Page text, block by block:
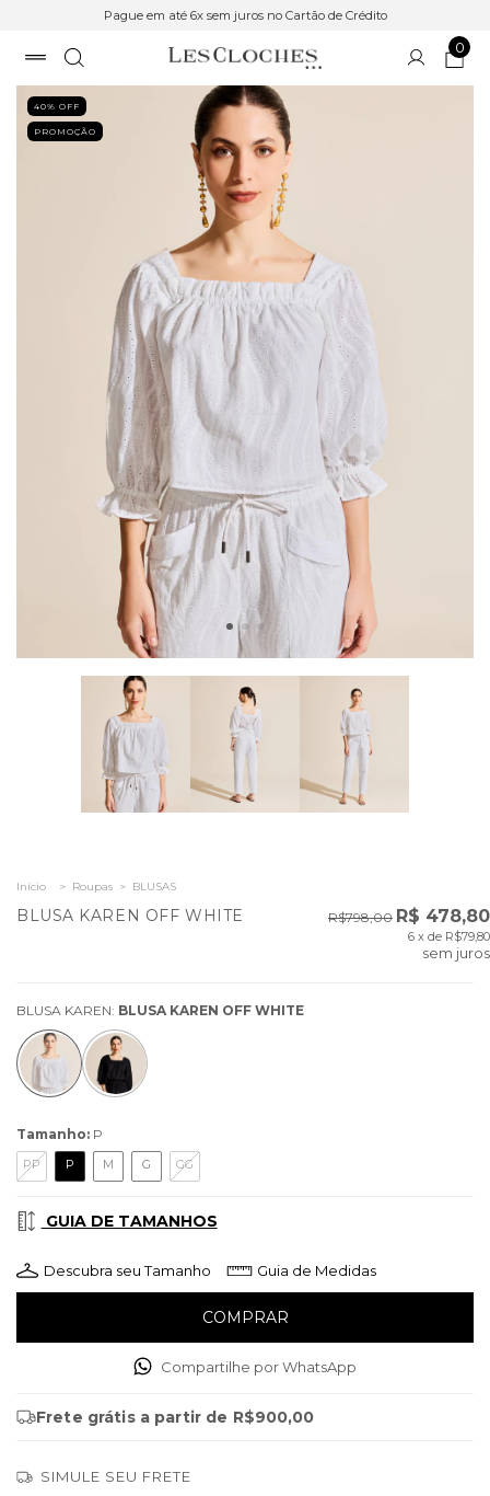
Pague em até 6x sem juros no Cartão de Crédito
0
40% OFF
PROMOÇÃO
Início > Roupas > BLUSAS
BLUSA KAREN OFF WHITE R$798,00 R$ 478,80
6 x de R$79,80
sem juros
BLUSA KAREN: BLUSA KAREN OFF WHITE
Tamanho: P
PP P M G GG
GUIA DE TAMANHOS
Descubra seu Tamanho Guia de Medidas
Compartilhe por WhatsApp
Frete grátis a partir de R$900,00
SIMULE SEU FRETE